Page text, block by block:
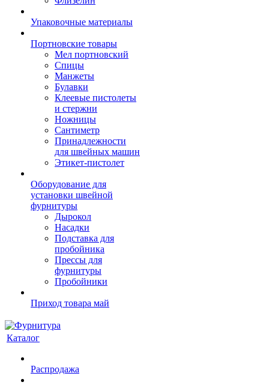
Упаковочные материалы
Портновские товары
Мел портновский
Спицы
Манжеты
Булавки
Клеевые пистолеты
и стержни
Ножницы
Сантиметр
Принадлежности
для швейных машин
Этикет-пистолет
Оборудование для
установки швейной
фурнитуры
Дырокол
Насадки
Подставка для
пробойника
Прессы для
фурнитуры
Пробойники
Приход товара май
Каталог
Распродажа